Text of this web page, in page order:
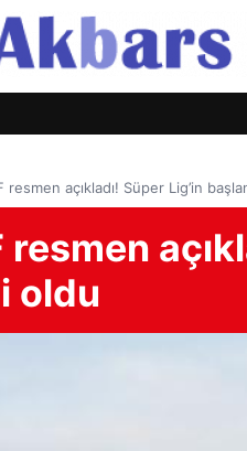
resmen açıkladı! Süper Lig’in
resmen
oldu